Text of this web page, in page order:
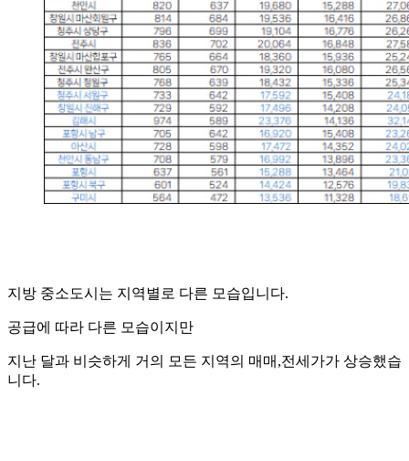
지방 중소도시는 지역별로 다른 모습입니다.
공급에 따라 다른 모습이지만
지난 달과 비슷하게 거의 모든 지역의 매매,전세가가 상승했습
니다.